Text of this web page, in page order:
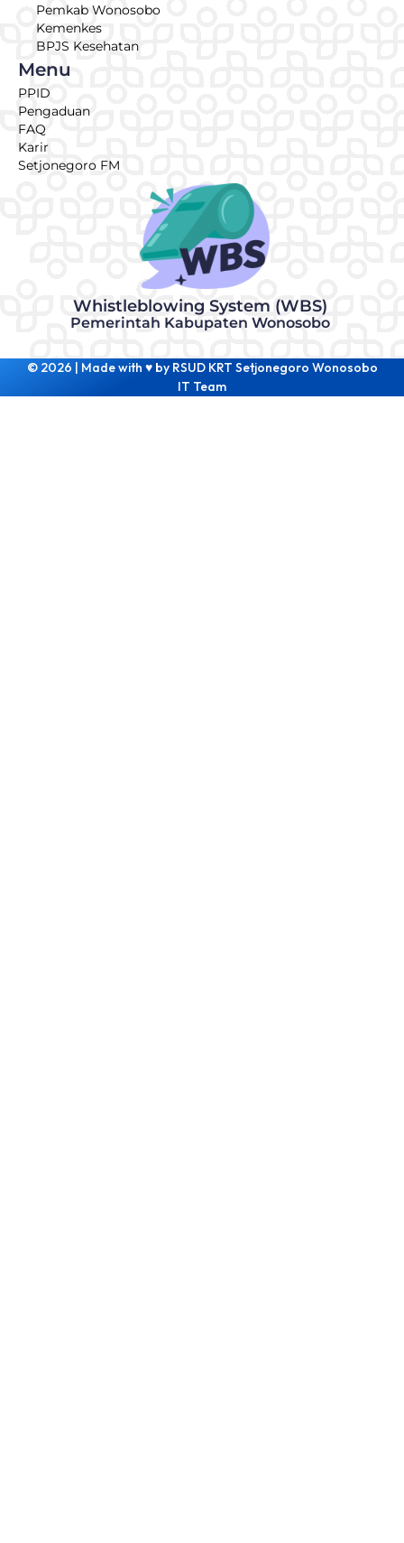
Pemkab Wonosobo
Kemenkes
BPJS Kesehatan
Menu
PPID
Pengaduan
FAQ
Karir
Setjonegoro FM
Whistleblowing System (WBS)
Pemerintah Kabupaten Wonosobo
© 2026 | Made with ♥ by RSUD KRT Setjonegoro Wonosobo
IT Team